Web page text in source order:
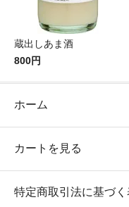
蔵出しあま酒
800円
ホーム
カートを見る
特定商取引法に基づ